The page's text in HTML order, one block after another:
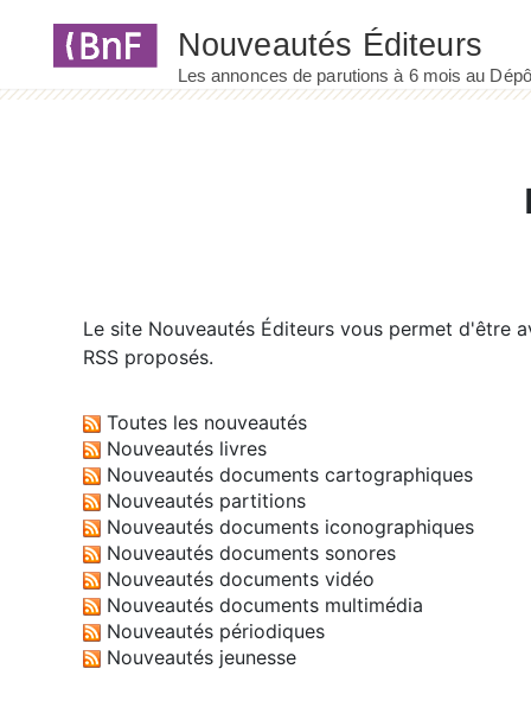
Le site Nouveautés Éditeurs vous permet d'être
RSS proposés.
Toutes les nouveautés
Nouveautés livres
Nouveautés documents cartographiques
Nouveautés partitions
Nouveautés documents iconographiques
Nouveautés documents sonores
Nouveautés documents vidéo
Nouveautés documents multimédia
Nouveautés périodiques
Nouveautés jeunesse